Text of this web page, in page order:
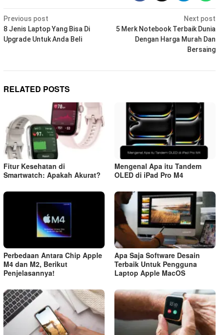
Post
navigation
Previous post
8 Jenis Laptop Yang Bisa Di
Upgrade Untuk Anda Beli
Next post
5 Merk Notebook Terbaik Dunia
Dengan Harga Murah Dan
Bersaing
RELATED POSTS
Fitur Kesehatan di
Smartwatch: Apakah Akurat?
Mengenal Apa itu Tandem
OLED di iPad Pro M4
Perbedaan Antara Chip Apple
M4 dan M2, Berikut
Penjelasannya!
Apa Saja Software Desain
Terbaik Untuk Pengguna
Laptop Apple MacOS